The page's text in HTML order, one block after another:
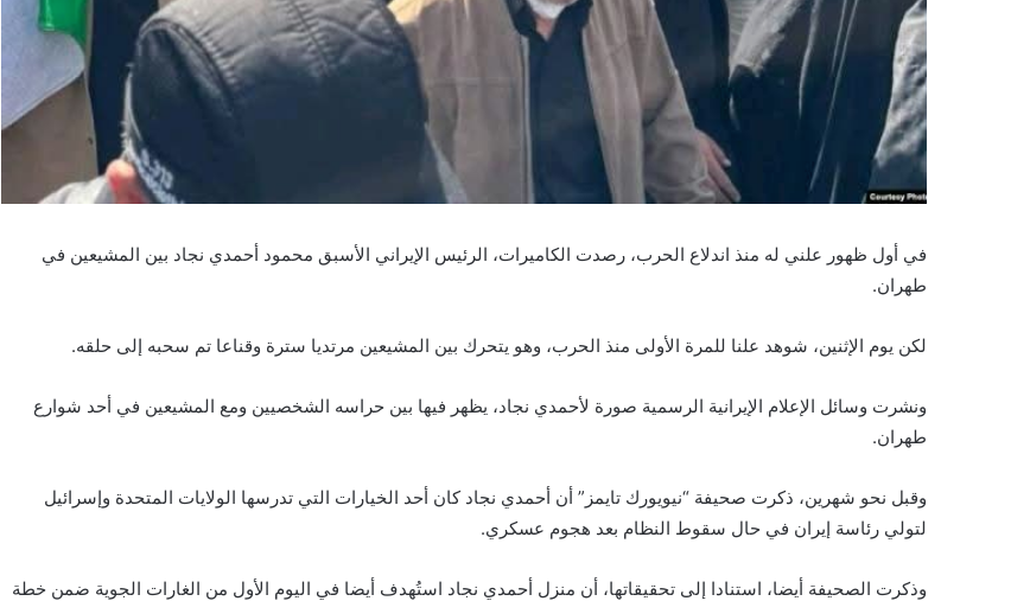
في أول ظهور علني له منذ اندلاع الحرب، رصدت الكاميرات، الرئيس الإيراني الأسبق محمود أحمدي نجاد بين المشيعين في
طهران.
لكن يوم الإثنين، شوهد علنا للمرة الأولى منذ الحرب، وهو يتحرك بين المشيعين مرتديا سترة وقناعا تم سحبه إلى حلقه.
ونشرت وسائل الإعلام الإيرانية الرسمية صورة لأحمدي نجاد، يظهر فيها بين حراسه الشخصيين ومع المشيعين في أحد شوارع
طهران.
وقبل نحو شهرين، ذكرت صحيفة “نيويورك تايمز” أن أحمدي نجاد كان أحد الخيارات التي تدرسها الولايات المتحدة وإسرائيل
لتولي رئاسة إيران في حال سقوط النظام بعد هجوم عسكري.
وذكرت الصحيفة أيضا، استنادا إلى تحقيقاتها، أن منزل أحمدي نجاد استُهدف أيضا في اليوم الأول من الغارات الجوية ضمن خطة